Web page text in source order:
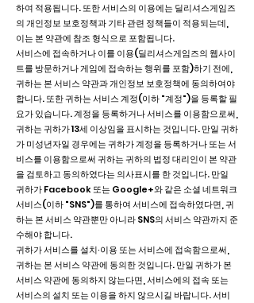
하여 적용됩니다. 또한 서비스의 이용에는 딜리셔스게임즈
의 개인정보 보호정책과 기타 관련 정책들이 적용되는데,
이는 본 약관에 참조 형식으로 포함됩니다.
서비스에 접속하거나 이를 이용(딜리셔스게임즈의 웹사이
트를 방문하거나 게임에 접속하는 행위를 포함)하기 전에,
귀하는 본 서비스 약관과 개인정보 보호정책에 동의하여야
합니다. 또한 귀하는 서비스 계정(이하 "계정")을 등록할 필
요가 있습니다. 계정을 등록하거나 서비스를 이용함으로써,
귀하는 귀하가 13세 이상임을 표시하는 것입니다. 만일 귀하
가 미성년자일 경우에는 귀하가 계정을 등록하거나 또는 서
비스를 이용함으로써 귀하는 귀하의 법정 대리인이 본 약관
을 검토하고 동의하였다는 의사표시를 한 것입니다. 만일
귀하가 Facebook 또는 Google+와 같은 소셜 네트워크
서비스(이하 "SNS")를 통하여 서비스에 접속하였다면, 귀
하는 본 서비스 약관뿐만 아니라 SNS의 서비스 약관까지 준
수해야 합니다.
귀하가 서비스를 설치∙이용 또는 서비스에 접속함으로써,
귀하는 본 서비스 약관에 동의한 것입니다. 만일 귀하가 본
서비스 약관에 동의하지 않는다면, 서비스에의 접속 또는
서비스의 설치 또는 이용을 하지 않으시길 바랍니다. 서비